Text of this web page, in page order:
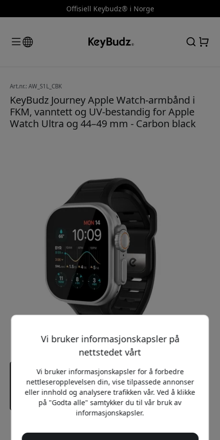
Offisiell Keybudz® i Norge
Art.nr.: AW_S1L_CBK
KeyBudz Journey Apple Watch-armbånd i
FKM, vanntett og UV-bestandig for Apple
Watch Ultra og 44–49 mm - Carbon black
Vi bruker informasjonskapsler på
nettstedet vårt
Vi bruker informasjonskapsler for å forbedre
nettleseropplevelsen din, vise tilpassede annonser
eller innhold og analysere trafikken vår. Ved å klikke
på "Godta alle" samtykker du til vår bruk av
informasjonskapsler.